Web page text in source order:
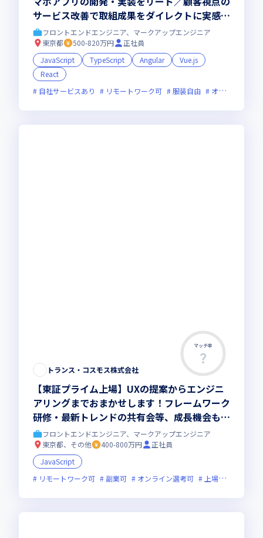
サービス改善で取組成果をダイレクトに実感で
きる環境
フロントエンドエンジニア、マークアップエンジニア
東京都
500-820万円
正社員
JavaScript
TypeScript Angular
Vue.js
React
自社サービスあり
リモートワーク可 服装自由 オンライン選考可
マッチ率
トランス・コスモス株式会社
【東証プライム上場】UXの提案からエンジニ
アリングまでおまかせします！フレームワーク
研修・最新トレンドの共有会等、成長機会も充
実！フロントエンドエンジニア、マークアップエンジニア
東京都、その他
400-800万円
正社員
JavaScript
リモートワーク可
副業可 オンライン選考可 上場企業